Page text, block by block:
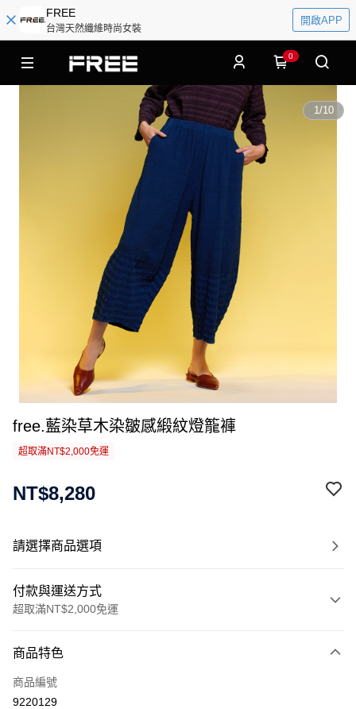
FREE
台灣天然纖維時尚女裝
開啟APP
0
1/10
free.藍染草木染皺感緞紋燈籠褲
超取滿NT$2,000免運
NT$8,280
請選擇商品選項
付款與運送方式
超取滿NT$2,000免運
信用卡一次付款
信用卡分期付款
商品特色
商品編號
9220129